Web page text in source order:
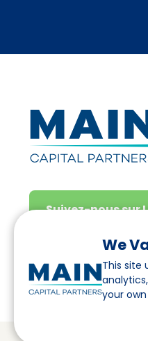
We
This site
your
Suivez-nous sur